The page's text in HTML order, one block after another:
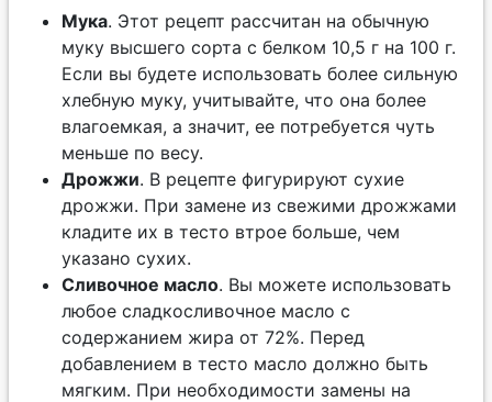
Мука. Этот рецепт рассчитан на обычную
муку высшего сорта с белком 10,5 г на 100 г.
Если вы будете использовать более сильную
хлебную муку, учитывайте, что она более
влагоемкая, а значит, ее потребуется чуть
меньше по весу.
Дрожжи. В рецепте фигурируют сухие
дрожжи. При замене из свежими дрожжами
кладите их в тесто втрое больше, чем
указано сухих.
Сливочное масло. Вы можете использовать
любое сладкосливочное масло с
содержанием жира от 72%. Перед
добавлением в тесто масло должно быть
мягким. При необходимости замены на